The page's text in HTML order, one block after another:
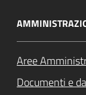
Aree
Documenti e